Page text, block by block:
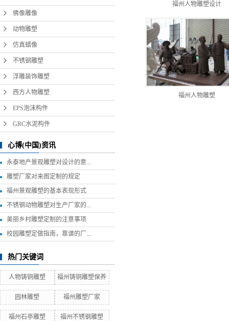
佛像雕像
动物雕塑
仿真蜡像
不锈钢雕塑
浮雕装饰雕塑
西方人物雕塑
EPS泡沫构件
GRC水泥构件
心博(中国)资讯
永泰地产景观雕塑对设计的意...
雕塑厂家对来图定制的规定
福州景观雕塑的基本表现形式
不锈钢动物雕塑对生产厂家的...
美丽乡村雕塑定制的注意事项
校园雕塑定做指南，靠谱的厂...
热门关键词
人物铸铜雕塑 福州铸铜雕塑保养
园林雕塑 福州雕塑厂家
福州石亭雕塑 福州不锈钢雕塑
福州人物雕塑设计
福州人物雕塑